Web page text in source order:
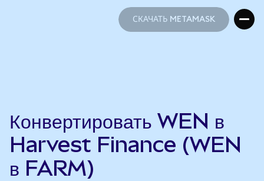
СКАЧАТЬ METAMASK
Конвертировать WEN в
Harvest Finance (WEN
в FARM)